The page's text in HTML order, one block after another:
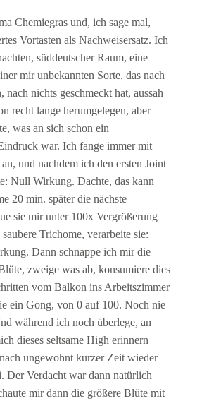
Chemiegras und, ich sage mal,
Vortasten als Nachweisersatz. Ich
süddeutscher Raum, eine
mir unbekannten Sorte, das nach
nach nichts geschmeckt hat, aussah
recht lange herumgelegen, aber
was an sich schon ein
war. Ich fange immer mit
und nachdem ich den ersten Joint
Null Wirkung. Dachte, das kann
20 min. später die nächste
sie mir unter 100x Vergrößerung
Trichome, verarbeite sie:
Dann schnappe ich mir die
zweige was ab, konsumiere dies
vom Balkon ins Arbeitszimmer
ein Gong, von 0 auf 100. Noch nie
während ich noch überlege, an
dieses seltsame High erinnern
ungewohnt kurzer Zeit wieder
Der Verdacht war dann natürlich
mir dann die größere Blüte mit